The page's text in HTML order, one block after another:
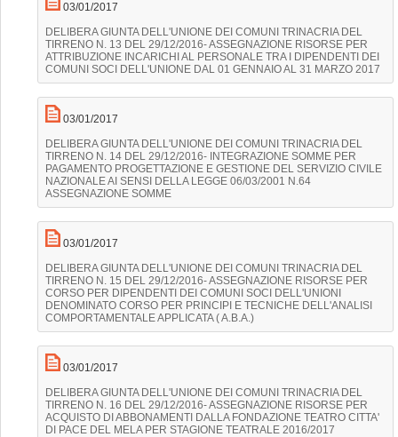
03/01/2017
DELIBERA GIUNTA DELL'UNIONE DEI COMUNI TRINACRIA DEL
TIRRENO N. 13 DEL 29/12/2016- ASSEGNAZIONE RISORSE PER
ATTRIBUZIONE INCARICHI AL PERSONALE TRA I DIPENDENTI DEI
COMUNI SOCI DELL'UNIONE DAL 01 GENNAIO AL 31 MARZO 2017
03/01/2017
DELIBERA GIUNTA DELL'UNIONE DEI COMUNI TRINACRIA DEL
TIRRENO N. 14 DEL 29/12/2016- INTEGRAZIONE SOMME PER
PAGAMENTO PROGETTAZIONE E GESTIONE DEL SERVIZIO CIVILE
NAZIONALE AI SENSI DELLA LEGGE 06/03/2001 N.64
ASSEGNAZIONE SOMME
03/01/2017
DELIBERA GIUNTA DELL'UNIONE DEI COMUNI TRINACRIA DEL
TIRRENO N. 15 DEL 29/12/2016- ASSEGNAZIONE RISORSE PER
CORSO PER DIPENDENTI DEI COMUNI SOCI DELL'UNIONI
DENOMINATO CORSO PER PRINCIPI E TECNICHE DELL'ANALISI
COMPORTAMENTALE APPLICATA ( A.B.A.)
03/01/2017
DELIBERA GIUNTA DELL'UNIONE DEI COMUNI TRINACRIA DEL
TIRRENO N. 16 DEL 29/12/2016- ASSEGNAZIONE RISORSE PER
ACQUISTO DI ABBONAMENTI DALLA FONDAZIONE TEATRO CITTA'
DI PACE DEL MELA PER STAGIONE TEATRALE 2016/2017